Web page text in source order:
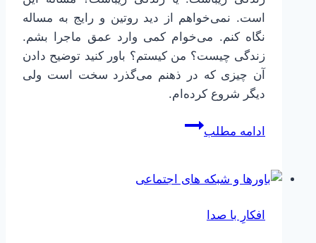
است. نمی‌خواهم از دید روتین و رایج به مساله
نگاه کنم. می‌خوام کمی وارد عمق ماجرا بشم.
زندگی چیست؟ من کیستم؟ باور کنید توضیح دادن
آن چیزی که در ذهنم می‌گذرد سخت است ولی
دیگر شروع کرده‌ام.
ادامه مطلب
زندگی
افکارِ با صدا